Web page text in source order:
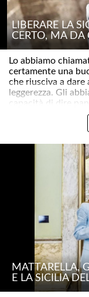
LIBERARE LA
CERTO, MA DA
Lo abbiamo
certamente una
che riusciva a dare
leggerezza. Gli
capacità di dire
MATTARELLA,
E LA SICILIA